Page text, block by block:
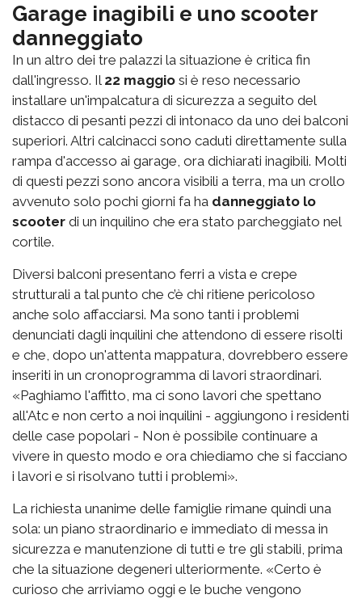
Garage inagibili e uno scooter
danneggiato
In un altro dei tre palazzi la situazione è critica fin
dall'ingresso. Il 22 maggio si è reso necessario
installare un'impalcatura di sicurezza a seguito del
distacco di pesanti pezzi di intonaco da uno dei balconi
superiori. Altri calcinacci sono caduti direttamente sulla
rampa d'accesso ai garage, ora dichiarati inagibili. Molti
di questi pezzi sono ancora visibili a terra, ma un crollo
avvenuto solo pochi giorni fa ha danneggiato lo
scooter di un inquilino che era stato parcheggiato nel
cortile.
Diversi balconi presentano ferri a vista e crepe
strutturali a tal punto che c’è chi ritiene pericoloso
anche solo affacciarsi. Ma sono tanti i problemi
denunciati dagli inquilini che attendono di essere risolti
e che, dopo un'attenta mappatura, dovrebbero essere
inseriti in un cronoprogramma di lavori straordinari.
«Paghiamo l'affitto, ma ci sono lavori che spettano
all'Atc e non certo a noi inquilini - aggiungono i residenti
delle case popolari - Non è possibile continuare a
vivere in questo modo e ora chiediamo che si facciano
i lavori e si risolvano tutti i problemi».
La richiesta unanime delle famiglie rimane quindi una
sola: un piano straordinario e immediato di messa in
sicurezza e manutenzione di tutti e tre gli stabili, prima
che la situazione degeneri ulteriormente. «Certo è
curioso che arriviamo oggi e le buche vengono